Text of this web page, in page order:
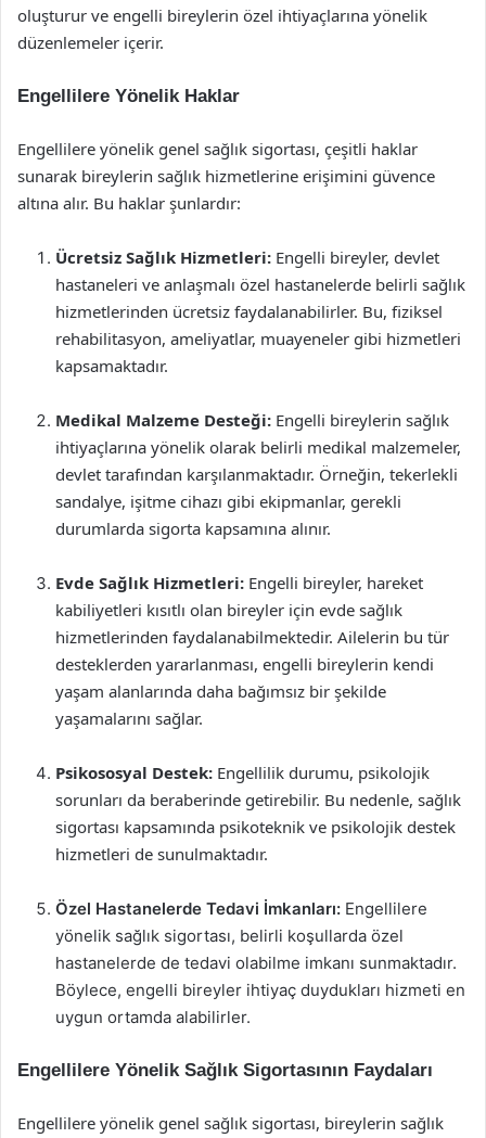
oluşturur ve engelli bireylerin özel ihtiyaçlarına yönelik
düzenlemeler içerir.
Engellilere Yönelik Haklar
Engellilere yönelik genel sağlık sigortası, çeşitli haklar
sunarak bireylerin sağlık hizmetlerine erişimini güvence
altına alır. Bu haklar şunlardır:
Ücretsiz Sağlık Hizmetleri: Engelli bireyler, devlet
hastaneleri ve anlaşmalı özel hastanelerde belirli sağlık
hizmetlerinden ücretsiz faydalanabilirler. Bu, fiziksel
rehabilitasyon, ameliyatlar, muayeneler gibi hizmetleri
kapsamaktadır.
Medikal Malzeme Desteği: Engelli bireylerin sağlık
ihtiyaçlarına yönelik olarak belirli medikal malzemeler,
devlet tarafından karşılanmaktadır. Örneğin, tekerlekli
sandalye, işitme cihazı gibi ekipmanlar, gerekli
durumlarda sigorta kapsamına alınır.
Evde Sağlık Hizmetleri: Engelli bireyler, hareket
kabiliyetleri kısıtlı olan bireyler için evde sağlık
hizmetlerinden faydalanabilmektedir. Ailelerin bu tür
desteklerden yararlanması, engelli bireylerin kendi
yaşam alanlarında daha bağımsız bir şekilde
yaşamalarını sağlar.
Psikososyal Destek: Engellilik durumu, psikolojik
sorunları da beraberinde getirebilir. Bu nedenle, sağlık
sigortası kapsamında psikoteknik ve psikolojik destek
hizmetleri de sunulmaktadır.
Özel Hastanelerde Tedavi İmkanları: Engellilere
yönelik sağlık sigortası, belirli koşullarda özel
hastanelerde de tedavi olabilme imkanı sunmaktadır.
Böylece, engelli bireyler ihtiyaç duydukları hizmeti en
uygun ortamda alabilirler.
Engellilere Yönelik Sağlık Sigortasının Faydaları
Engellilere yönelik genel sağlık sigortası, bireylerin sağlık